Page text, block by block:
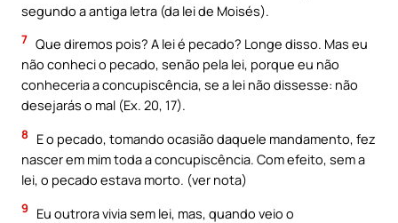
segundo a antiga letra (da lei de Moisés).
7 Que diremos pois? A lei é pecado? Longe disso. Mas eu
não conheci o pecado, senão pela lei, porque eu não
conheceria a concupiscência, se a lei não dissesse: não
desejarás o mal (Ex. 20, 17).
8
E o pecado, tomando ocasião daquele mandamento, fez
nascer em mim toda a concupiscência. Com efeito, sem a
lei, o pecado estava morto. (ver nota)
9
Eu outrora vivia sem lei, mas, quando veio o